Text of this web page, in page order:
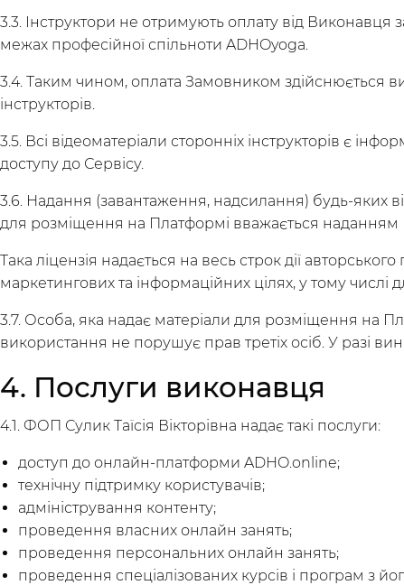
Исследуй
Классы Курсы Плейлисты
3.3. Інструктори не отримують оплату від Виконавця
межах професійної спільноти ADHOyoga.
3.4. Таким чином, оплата Замовником здійснюється
інструкторів.
3.5. Всі відеоматеріали сторонніх інструкторів є
доступу до Сервісу.
3.6. Надання (завантаження, надсилання) будь-яких
для розміщення на Платформі вважається наданням
Така ліцензія надається на весь строк дії
маркетингових та інформаційних цілях, у тому числі
3.7. Особа, яка надає матеріали для розміщення на
використання не порушує прав третіх осіб. У разі
4. Послуги виконавця
4.1. ФОП Сулик Таїсія Вікторівна надає такі послуги:
доступ до онлайн-платформи ADHO.online;
технічну підтримку користувачів;
адміністрування контенту;
проведення власних онлайн занять;
проведення персональних онлайн занять;
проведення спеціалізованих курсів і програм з